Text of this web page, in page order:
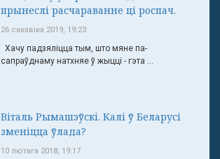
прынеслі расчараванне ці роспач.
26 сакавіка 2019, 19:23
Хачу падзяліцца тым, што мяне па-
сапраўднаму натхняе ў жыцці - гэта ...
Віталь Рымашэўскі. Калі ў Беларусі
зменіцца ўлада?
10 лютага 2018, 19:17